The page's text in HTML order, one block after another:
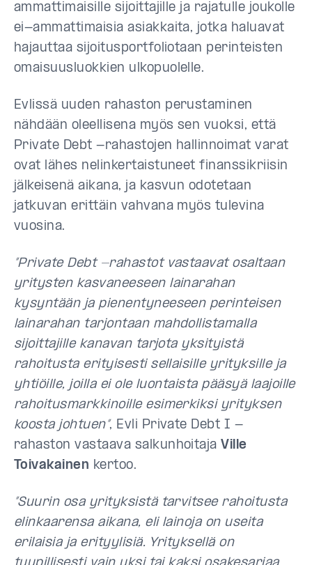
ammattimaisille sijoittajille ja rajatulle joukolle
ei-ammattimaisia asiakkaita, jotka haluavat
hajauttaa sijoitusportfoliotaan perinteisten
omaisuusluokkien ulkopuolelle.
Evlissä uuden rahaston perustaminen
nähdään oleellisena myös sen vuoksi, että
Private Debt -rahastojen hallinnoimat varat
ovat lähes nelinkertaistuneet finanssikriisin
jälkeisenä aikana, ja kasvun odotetaan
jatkuvan erittäin vahvana myös tulevina
vuosina.
”Private Debt -rahastot vastaavat osaltaan
yritysten kasvaneeseen lainarahan
kysyntään ja pienentyneeseen perinteisen
lainarahan tarjontaan mahdollistamalla
sijoittajille kanavan tarjota yksityistä
rahoitusta erityisesti sellaisille yrityksille ja
yhtiöille, joilla ei ole luontaista pääsyä laajoille
rahoitusmarkkinoille esimerkiksi yrityksen
koosta johtuen”, Evli Private Debt I -
rahaston vastaava salkunhoitajaVille
Toivakainen kertoo.
”Suurin osa yrityksistä tarvitsee rahoitusta
elinkaarensa aikana, eli lainoja on useita
erilaisia ja erityylisiä. Yrityksellä on